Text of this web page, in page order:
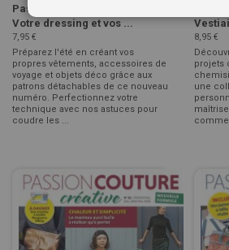
Passion Couture Créative 53 -
Votre dressing et vos ...
7,95 €
Préparez l'été en créant vos
propres vêtements, accessoires de
voyage et objets déco grâce aux
patrons détachables de ce nouveau
numéro. Perfectionnez votre
technique avec nos astuces pour
coudre les ...
8,95 €
projets
une